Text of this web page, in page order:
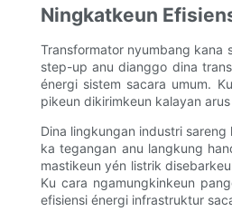
Ningkatkeun
Transformator nyumbang kana
step-up anu dianggo dina
énergi sistem sacara umum.
pikeun dikirimkeun kalayan
Dina lingkungan industri
ka tegangan anu langkung
mastikeun yén listrik
Ku cara ngamungkinkeun
efisiensi énergi infrastruktur